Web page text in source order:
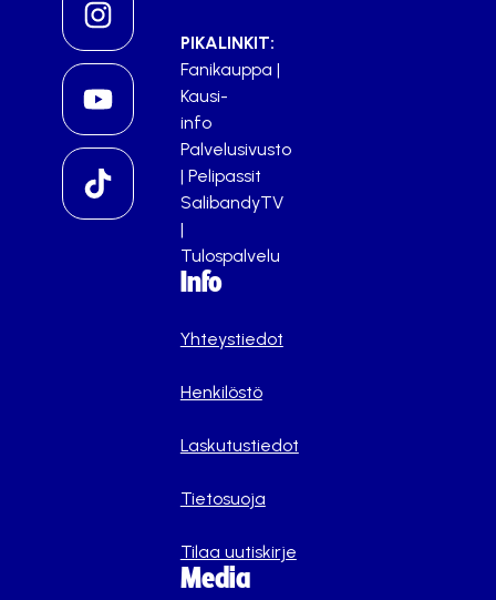
PIKALINKIT:
Fanikauppa |
Kausi-
info
Palvelusivusto
| Pelipassit
SalibandyTV
|
Tulospalvelu
Info
Yhteystiedot
Henkilöstö
Laskutustiedot
Tietosuoja
Tilaa uutiskirje
Media